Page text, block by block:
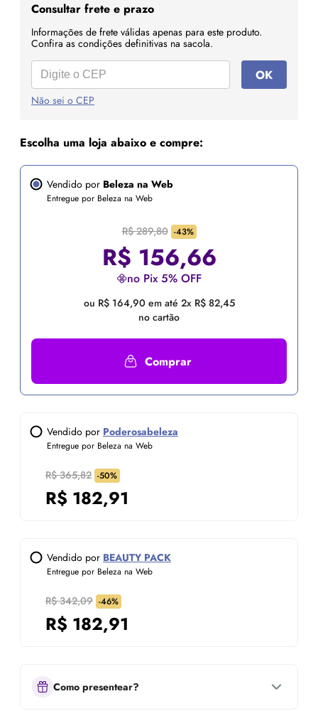
Consultar frete e prazo
Informações de frete válidas apenas para este produto.
Confira as condições definitivas na sacola.
OK
Não sei o CEP
Escolha uma loja abaixo e compre:
Vendido por Beleza na Web
Entregue por Beleza na Web
R$ 289,80 -43%
R$ 156,66
no Pix 5% OFF
ou R$ 164,90 em até 2x R$ 82,45
no cartão
Comprar
Vendido por Poderosabeleza
Entregue por Beleza na Web
R$ 365,82 -50%
R$ 182,91
Vendido por BEAUTY PACK
Entregue por Beleza na Web
R$ 342,09 -46%
R$ 182,91
Como presentear?